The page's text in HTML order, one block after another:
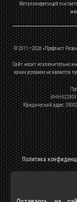
Металлочерепицей
мм
© 2011—2026«Профлист
Сайт носит исключительно
каких условиях не является
ИНН
Юридический адрес:
Политика